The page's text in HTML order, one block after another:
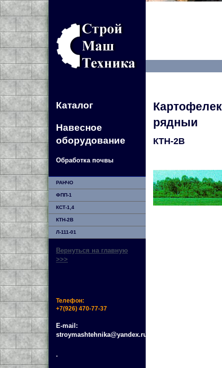
Каталог
Навесное
оборудование
Обработка почвы
РАНЧО
ФПП-1
КСТ-1,4
КТН-2В
Л-111-01
Вернуться на главную
>>>
Телефон:
+7(926) 470-77-37
E-mail:
stroymashtehnika@yandex.ru
.
рядныи
КТН-2В